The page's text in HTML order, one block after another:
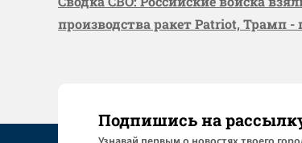
производства ракет Patriot, Трамп -
Подпишись на